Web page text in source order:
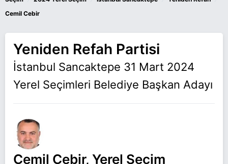
Cemil Cebir
Yeniden Refah Partisi
İstanbul Sancaktepe 31 Mart 2024
Yerel Seçimleri Belediye Başkan Adayı
Cemil Cebir, Yerel Seçim